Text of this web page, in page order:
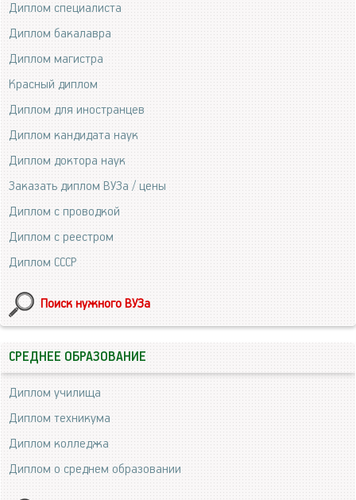
Диплом специалиста
Диплом бакалавра
Диплом магистра
Красный диплом
Диплом для иностранцев
Диплом кандидата наук
Диплом доктора наук
Заказать диплом ВУЗа / цены
Диплом с проводкой
Диплом с реестром
Диплом СССР
Поиск нужного ВУЗа
СРЕДНЕЕ ОБРАЗОВАНИЕ
Диплом училища
Диплом техникума
Диплом колледжа
Диплом о среднем образовании